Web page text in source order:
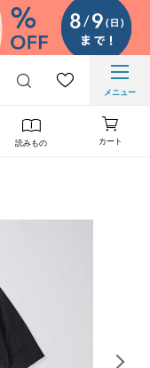
メニュー
読みもの カート